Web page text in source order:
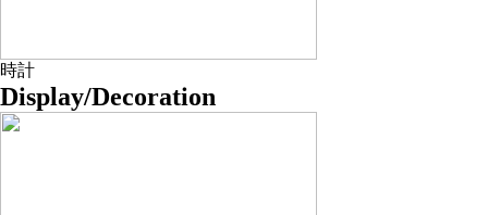
時計
Display/Decoration